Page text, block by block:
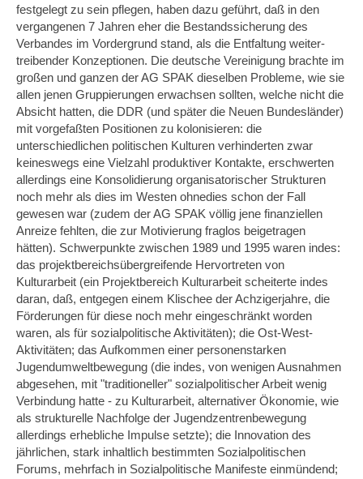
festgelegt zu sein pflegen, haben dazu geführt, daß in den
vergangenen 7 Jahren eher die Bestandssicherung des
Verbandes im Vordergrund stand, als die Entfaltung weiter­
treibender Konzeptionen. Die deutsche Vereinigung brachte im
großen und ganzen der AG SPAK dieselben Probleme, wie sie
allen jenen Gruppierungen erwachsen sollten, welche nicht die
Absicht hatten, die DDR (und später die Neuen Bundes­länder)
mit vorgefaßten Positionen zu kolonisieren: die
unterschiedlichen politi­schen Kulturen verhinderten zwar
keineswegs eine Vielzahl produktiver Kontakte, erschwerten
allerdings eine Konsolidierung organisatorischer Strukturen
noch mehr als dies im Westen ohnedies schon der Fall
gewesen war (zudem der AG SPAK völlig jene finanziellen
Anreize fehlten, die zur Motivierung fraglos beigetragen
hätten). Schwerpunkte zwischen 1989 und 1995 waren indes:
das projektbereichs­übergreifende Hervortreten von
Kulturarbeit (ein Projektbereich Kulturarbeit scheiterte indes
daran, daß, entgegen einem Klischee der Achzigerjahre, die
För­derungen für diese noch mehr eingeschränkt worden
waren, als für sozialpolitische Aktivitäten); die Ost-West-
Aktivitäten; das Aufkommen einer personenstarken
Jugendumweltbewegung (die indes, von wenigen Ausnahmen
abgesehen, mit "traditioneller" sozialpolitischer Arbeit wenig
Verbindung hatte - zu Kulturarbeit, alternativer Ökonomie, wie
als strukturelle Nachfolge der Jugendzentrenbewegung
allerdings erhebliche Impulse setzte); die Innovation des
jährlichen, stark inhaltlich bestimmten Sozialpolitischen
Forums, mehrfach in Sozialpolitische Manifeste einmündend;